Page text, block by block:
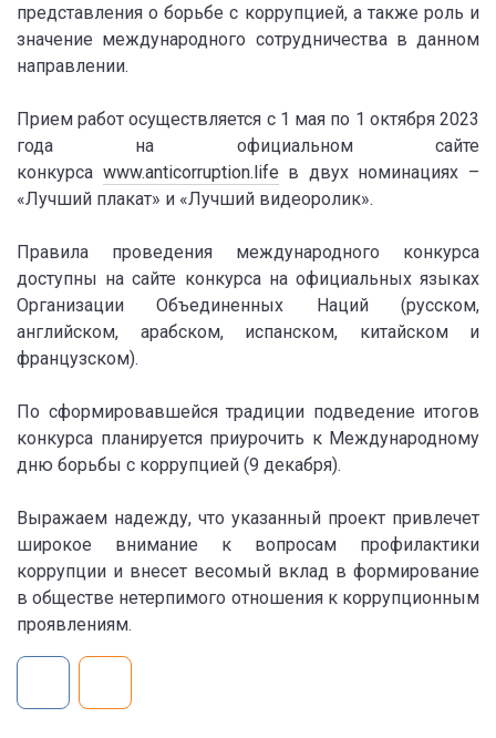
представления о борьбе с коррупцией, а также роль и
значение международного сотрудничества в данном
направлении.
Прием работ осуществляется с 1 мая по 1 октября 2023
года на официальном сайте
конкурса www.anticorruption.life в двух номинациях –
«Лучший плакат» и «Лучший видеоролик».
Правила проведения международного конкурса
доступны на сайте конкурса на официальных языках
Организации Объединенных Наций (русском,
английском, арабском, испанском, китайском и
французском).
По сформировавшейся традиции подведение итогов
конкурса планируется приурочить к Международному
дню борьбы с коррупцией (9 декабря).
Выражаем надежду, что указанный проект привлечет
широкое внимание к вопросам профилактики
коррупции и внесет весомый вклад в формирование
в обществе нетерпимого отношения к коррупционным
проявлениям.